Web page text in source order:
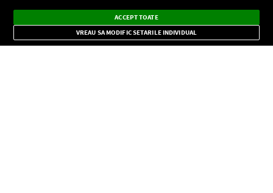
CONFIDENŢIALITATE
Dark
Mode
Radio live, podcasturi, știri și alerte
importante.
×
ACCEPT TOATE
VREAU SA MODIFIC SETARILE INDIVIDUAL